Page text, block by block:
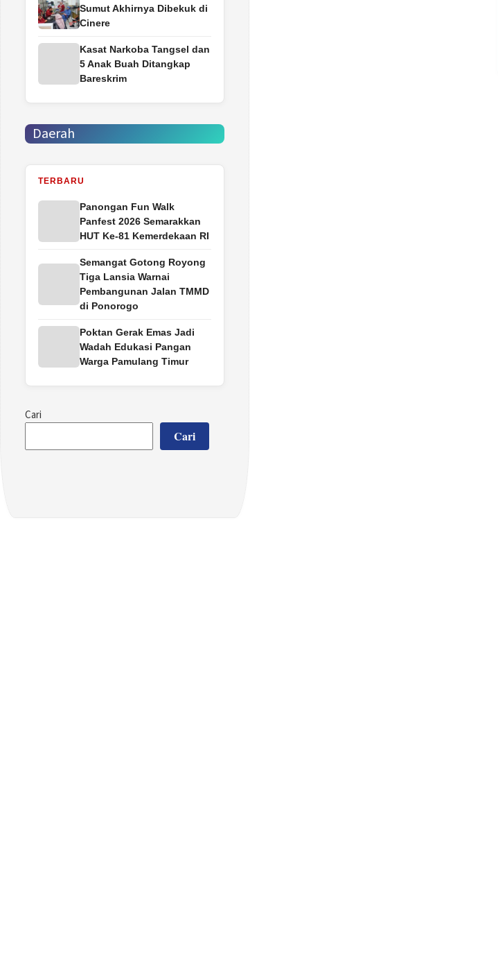
Sumut Akhirnya Dibekuk di
Cinere
Kasat Narkoba Tangsel dan
5 Anak Buah Ditangkap
Bareskrim
Daerah
TERBARU
Panongan Fun Walk
Panfest 2026 Semarakkan
HUT Ke-81 Kemerdekaan RI
Semangat Gotong Royong
Tiga Lansia Warnai
Pembangunan Jalan TMMD
di Ponorogo
Poktan Gerak Emas Jadi
Wadah Edukasi Pangan
Warga Pamulang Timur
Cari
Cari